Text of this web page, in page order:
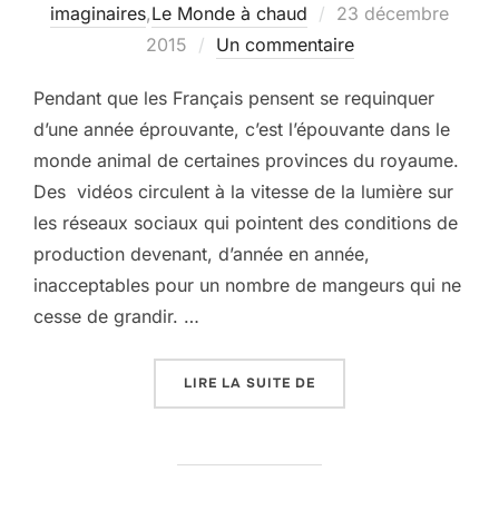
imaginaires,Le Monde à chaud
Publié
le
23 décembre
2015
Un commentaire
Pendant que les Français pensent se requinquer
d’une année éprouvante, c’est l’épouvante dans le
monde animal de certaines provinces du royaume.
Des vidéos circulent à la vitesse de la lumière sur
les réseaux sociaux qui pointent des conditions de
production devenant, d’année en année,
inacceptables pour un nombre de mangeurs qui ne
cesse de grandir. …
LIRE LA SUITE DE